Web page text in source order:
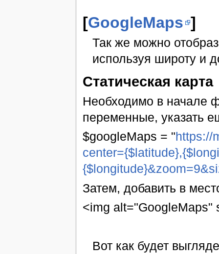
[GoogleMaps ]
Так же можно
используя широту и
Статическая карта
Необходимо в начале
переменные, указать
$googleMaps = "https://
Затем, добавить в
<img alt="GoogleMaps"
Вот как будет